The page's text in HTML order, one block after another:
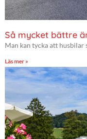
Så mycket bättre
Man kan tycka att
Läs mer »